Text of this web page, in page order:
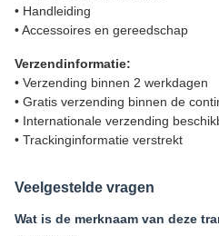
• Handleiding
• Accessoires en gereedschap
Verzendinformatie:
• Verzending binnen 2 werkdagen
• Gratis verzending binnen de
• Internationale verzending
• Trackinginformatie verstrekt
Veelgestelde vragen
Wat is de merknaam van deze